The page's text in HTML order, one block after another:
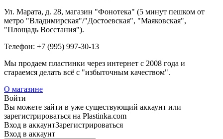
Ул. Марата, д. 28, магазин "Фонотека" (5 минут пешком от
метро "Владимирская"/"Достоевская", "Маяковская",
"Площадь Восстания").
Телефон: +7 (995) 997-30-13
Мы продаем пластинки через интернет c 2008 года и
стараемся делать всё с "избыточным качеством".
О магазине
Войти
Вы можете зайти в уже существующий аккаунт или
зарегистрироваться на Plastinka.com
Вход в аккаунтЗарегистрироваться
Вход в аккаунт